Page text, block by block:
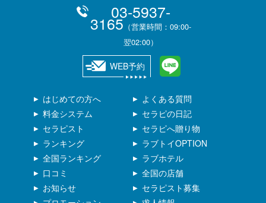
03-5937-
3165 （営業時間：09:00-
翌02:00）
WEB予約
はじめての方へ
ラブホテル
料金システム
全国の店舗
セラピスト
セラピスト募集
ランキング
よくある質問
全国ランキング
セラピの日記
口コミ
セラピへ贈り物
お知らせ
ラブトイOPTION